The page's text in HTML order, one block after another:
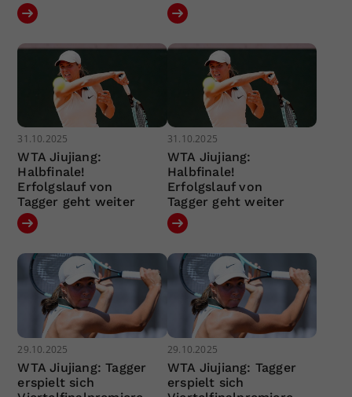
31.10.2025
WTA Jiujiang:
Halbfinale!
Erfolgslauf von
Tagger geht weiter
31.10.2025
WTA Jiujiang:
Halbfinale!
Erfolgslauf von
Tagger geht weiter
29.10.2025
WTA Jiujiang: Tagger
erspielt sich
29.10.2025
WTA Jiujiang: Tagger
erspielt sich